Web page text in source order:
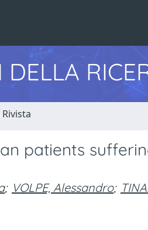
patients
; VOLPE, Alessandro;